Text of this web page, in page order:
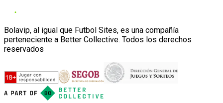
Bolavip, al igual que Futbol Sites, es una compañía
perteneciente a Better Collective. Todos los derechos
reservados